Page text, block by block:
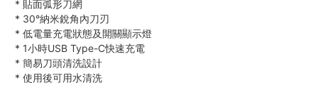
* 貼面弧形刀網
* 30°納米銳角內刀刃
* 低電量充電狀態及開關顯示燈
* 1小時USB Type-C快速充電
* 簡易刀頭清洗設計
* 使用後可用水清洗